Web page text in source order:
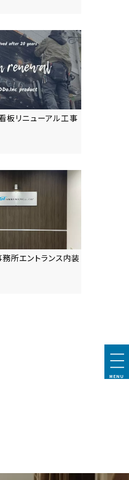
板リニューアル工事
所エントランス内装
MENU